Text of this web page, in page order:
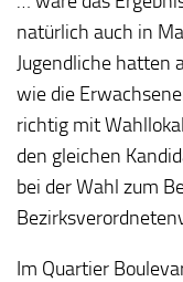
natürlich auch in
Jugendliche hatten
wie die
richtig mit
den gleichen
bei der Wahl zum
Im Quartier